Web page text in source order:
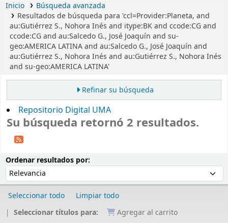
Inicio
Búsqueda avanzada
Resultados de búsqueda para 'ccl=Provider:Planeta, and
au:Gutiérrez S., Nohora Inés and itype:BK and ccode:CG and
ccode:CG and au:Salcedo G., José Joaquín and su-
geo:AMERICA LATINA and au:Salcedo G., José Joaquín and
au:Gutiérrez S., Nohora Inés and au:Gutiérrez S., Nohora Inés
and su-geo:AMERICA LATINA'
Refinar su búsqueda
Repositorio Digital UMA
Su búsqueda retornó 2 resultados.
Ordenar resultados por:
Seleccionar todo
Limpiar todo
Seleccionar títulos para:
Agregar al carrito